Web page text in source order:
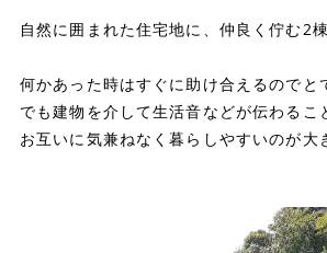
自然に囲まれた住宅地に、仲良く佇む2
何かあった時はすぐに助け合えるのでと
でも建物を介して生活音などが伝わるこ
お互いに気兼ねなく暮らしやすいのが大